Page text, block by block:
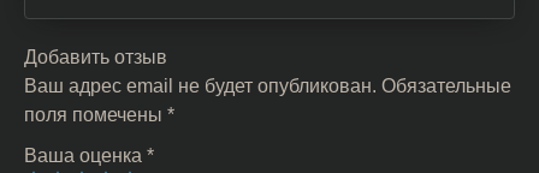
Добавить отзыв
Ваш адрес email не будет опубликован. Обязательные
поля помечены *
Ваша оценка *